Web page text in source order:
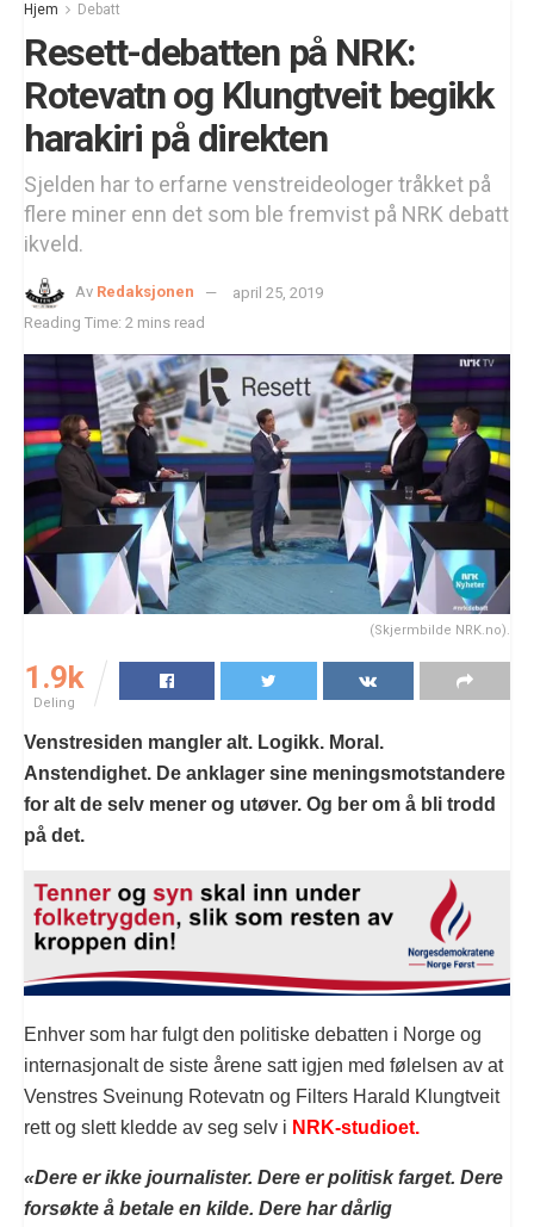
Hjem Debatt
Resett-debatten på NRK:
Rotevatn og Klungtveit begikk
harakiri på direkten
Sjelden har to erfarne venstreideologer tråkket på
flere miner enn det som ble fremvist på NRK debatt
ikveld.
Av Redaksjonen
april 25, 2019
Reading Time: 2 mins read
(Skjermbilde NRK.no).
1.9k
Deling
Venstresiden mangler alt. Logikk. Moral.
Anstendighet. De anklager sine meningsmotstandere
for alt de selv mener og utøver. Og ber om å bli trodd
på det.
Enhver som har fulgt den politiske debatten i Norge og
internasjonalt de siste årene satt igjen med følelsen av at
Venstres Sveinung Rotevatn og Filters Harald Klungtveit
rett og slett kledde av seg selv i NRK-studioet.
«Dere er ikke journalister. Dere er politisk farget. Dere
forsøkte å betale en kilde. Dere har dårlig